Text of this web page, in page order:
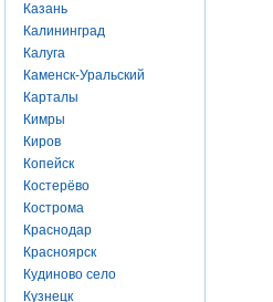
Казань
Калининград
Калуга
Каменск-Уральский
Карталы
Кимры
Киров
Копейск
Костерёво
Кострома
Краснодар
Красноярск
Кудиново село
Кузнецк